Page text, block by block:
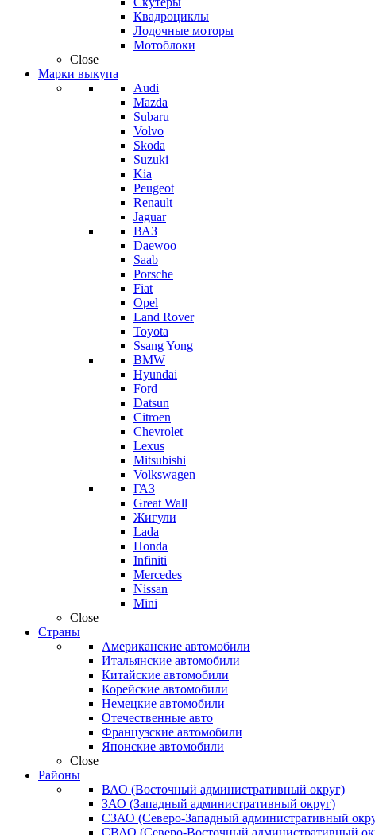
Квадроциклы
Лодочные моторы
Мотоблоки
Close
Марки выкупа
Audi
Mazda
Subaru
Volvo
Skoda
Suzuki
Kia
Peugeot
Renault
Jaguar
ВАЗ
Daewoo
Saab
Porsche
Fiat
Opel
Land Rover
Toyota
Ssang Yong
BMW
Hyundai
Ford
Datsun
Citroen
Chevrolet
Lexus
Mitsubishi
Volkswagen
ГАЗ
Great Wall
Жигули
Lada
Honda
Infiniti
Mercedes
Nissan
Mini
Close
Страны
Американские автомобили
Итальянские автомобили
Китайские автомобили
Корейские автомобили
Немецкие автомобили
Отечественные авто
Французские автомобили
Японские автомобили
Close
Районы
ВАО (Восточный административный округ)
ЗАО (Западный административный округ)
СЗАО (Северо-Западный административный
СВАО (Северо-Восточный административный